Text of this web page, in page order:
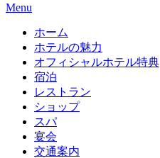
Menu
ホーム
ホテルの魅力
オフィシャルホテル特典
宿泊
レストラン
ショップ
スパ
宴会
交通案内